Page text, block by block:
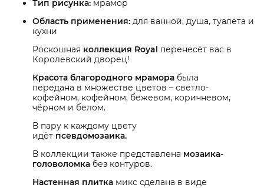
Тип рисунка: мрамор
Область применения: для ванной, душа, туалета и
кухни
Роскошная коллекция Royal перенесёт вас в
Королевский дворец!
Красота благородного мрамора была
передана в множестве цветов – светло-
кофейном, кофейном, бежевом, коричневом,
чёрном и белом.
В пару к каждому цвету
идёт псевдомозаика.
В коллекции также представлена мозаика-
головоломка без контуров.
Настенная плитка микс сделана в виде